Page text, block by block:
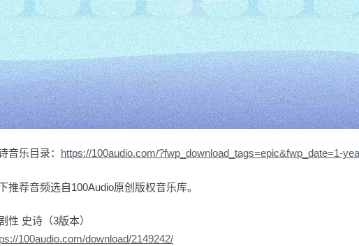
音乐目录： https://100audio.com/?fwp_download_tags=epic&fwp_date=1-
推荐音频选自100Audio原创版权音乐库。
性 史诗（3版本）
100audio.com/download/2149242/